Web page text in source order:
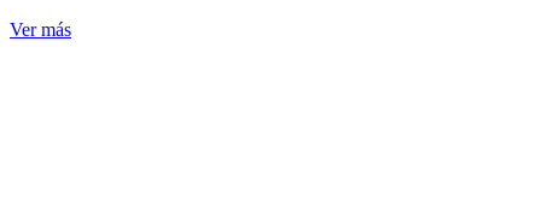
Ver más